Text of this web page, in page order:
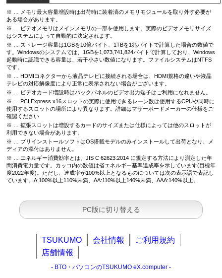
※ … メモリ最大容量増設時は出荷時に装着済のメモリモジュールを取り外す必要が
ある場合があります。
※ … ビデオメモリはメインメモリの一部を使用します。実際のビデオメモリサイズ
はシステムによって自動的に決定されます。
※ … ストレージ容量は1GBを10億バイト、1TBを1兆バイトで計算した場合の数値で
す。Windowsのシステムでは、1GBを1,073,741,824バイトで計算しており、Windows
起動時に認識できる容量は、若干小さい数値になります。ファイルシステムはNTFS
です。
※ … HDMIコネクターから液晶テレビに接続される場合は、HDMI規格の違いや液晶
テレビの対応解像度により正常に表示されない場合がございます。
※ … ビデオカード増設時はバックパネルのビデオ出力端子はご利用になれません。
※ … PCI Express x16スロットの実際に使用できるレーン数は使用するCPUや同時に
使用するスロットの場所により異なります。詳細はマザーボードメーカーの仕様をご
確認ください
※ … 拡張スロットは増設するカードのサイズまたは仕様によっては他のスロットが
利用できない場合があります。
※ … プリインストールソフトはOS搭載モデルのみインストールして出荷となり、メ
ディアの添付はありません。
※ … エネルギー消費効率とは、JIS C 62623:2014 に規定する方法により測定した年
間消費電力量です。カッコ内の数値は省エネルギー基準達成率を示しています(目標年
度2022年度)。ただし、達成率が100%以上となるものについては次の表示語で表記し
ています。A:100%以上110%未満、AA:110%以上140%未満、AAA:140%以上。
PC版に切り替える
TSUKUMO 会社情報
ご利用規約
店舗情報
- BTO・パソコンのTSUKUMO eX.computer -